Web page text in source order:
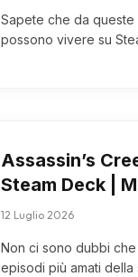
Sapete che da
possono vivere su
Assassin’s
Steam Deck |
12 Luglio 2026
Non ci sono dubbi che
episodi più amati